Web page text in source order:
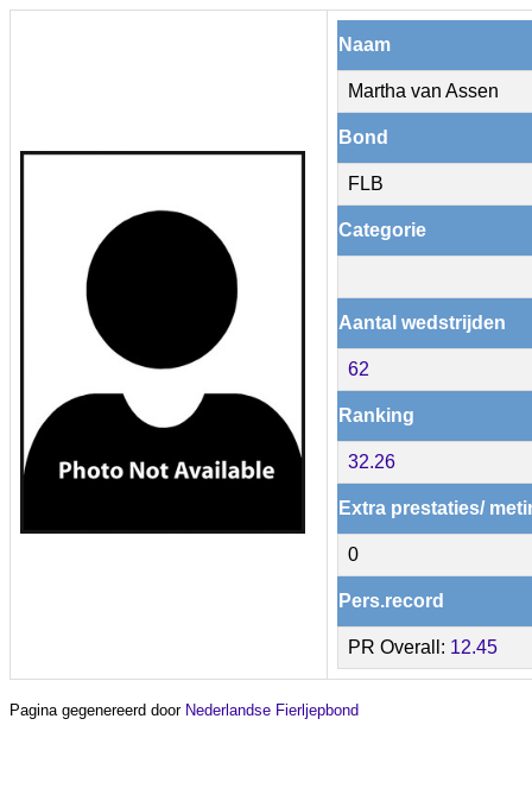
Naam
Martha van Assen
Bond
FLB
Categorie
Aantal wedstrijden
62
Ranking
32.26
Extra prestaties/
0
Pers.record
PR Overall: 12.45
Pagina gegenereerd door Nederlandse Fierljepbond